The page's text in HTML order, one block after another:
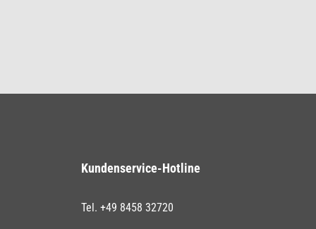
Kundenservice-Hotline
Tel. +49 8458 32720